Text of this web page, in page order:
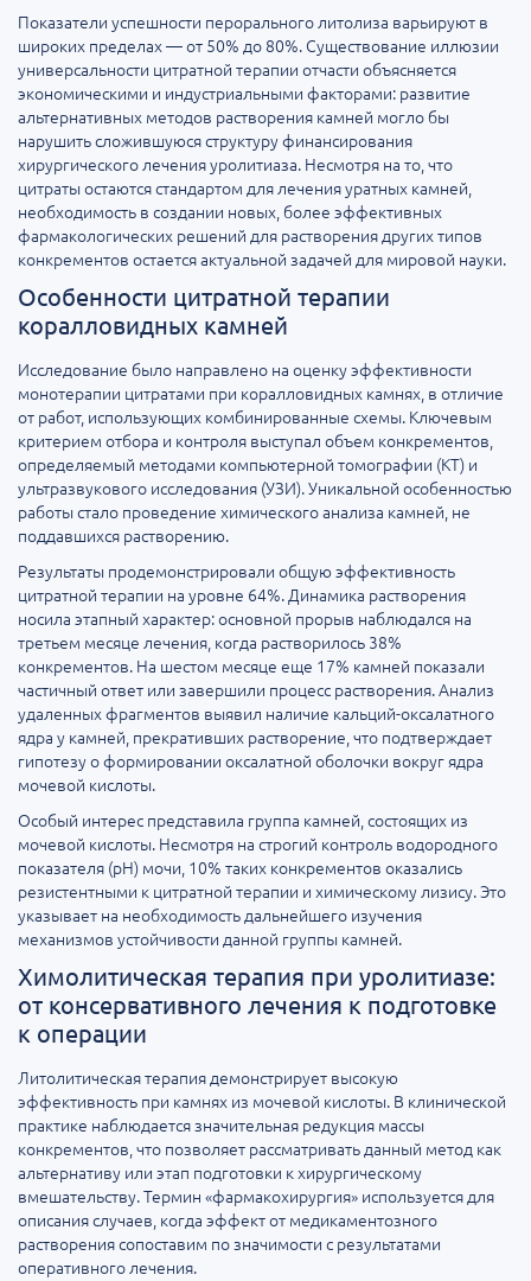
Показатели успешности перорального литолиза варьируют в
широких пределах — от 50% до 80%. Существование иллюзии
универсальности цитратной терапии отчасти объясняется
экономическими и индустриальными факторами: развитие
альтернативных методов растворения камней могло бы
нарушить сложившуюся структуру финансирования
хирургического лечения уролитиаза. Несмотря на то, что
цитраты остаются стандартом для лечения уратных камней,
необходимость в создании новых, более эффективных
фармакологических решений для растворения других типов
конкрементов остается актуальной задачей для мировой науки.
Особенности цитратной терапии
коралловидных камней
Исследование было направлено на оценку эффективности
монотерапии цитратами при коралловидных камнях, в отличие
от работ, использующих комбинированные схемы. Ключевым
критерием отбора и контроля выступал объем конкрементов,
определяемый методами компьютерной томографии (КТ) и
ультразвукового исследования (УЗИ). Уникальной особенностью
работы стало проведение химического анализа камней, не
поддавшихся растворению.
Результаты продемонстрировали общую эффективность
цитратной терапии на уровне 64%. Динамика растворения
носила этапный характер: основной прорыв наблюдался на
третьем месяце лечения, когда растворилось 38%
конкрементов. На шестом месяце еще 17% камней показали
частичный ответ или завершили процесс растворения. Анализ
удаленных фрагментов выявил наличие кальций-оксалатного
ядра у камней, прекративших растворение, что подтверждает
гипотезу о формировании оксалатной оболочки вокруг ядра
мочевой кислоты.
Особый интерес представила группа камней, состоящих из
мочевой кислоты. Несмотря на строгий контроль водородного
показателя (pH) мочи, 10% таких конкрементов оказались
резистентными к цитратной терапии и химическому лизису. Это
указывает на необходимость дальнейшего изучения
механизмов устойчивости данной группы камней.
Химолитическая терапия при уролитиазе:
от консервативного лечения к подготовке
к операции
Литолитическая терапия демонстрирует высокую
эффективность при камнях из мочевой кислоты. В клинической
практике наблюдается значительная редукция массы
конкрементов, что позволяет рассматривать данный метод как
альтернативу или этап подготовки к хирургическому
вмешательству. Термин «фармакохирургия» используется для
описания случаев, когда эффект от медикаментозного
растворения сопоставим по значимости с результатами
оперативного лечения.